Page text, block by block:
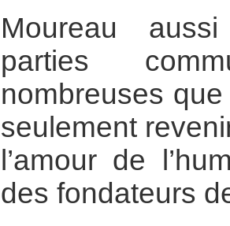
Moureau
parties
nombreuses
seulement
l’amour de
des fondateurs